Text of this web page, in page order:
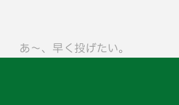
あ〜、早く投げたい。